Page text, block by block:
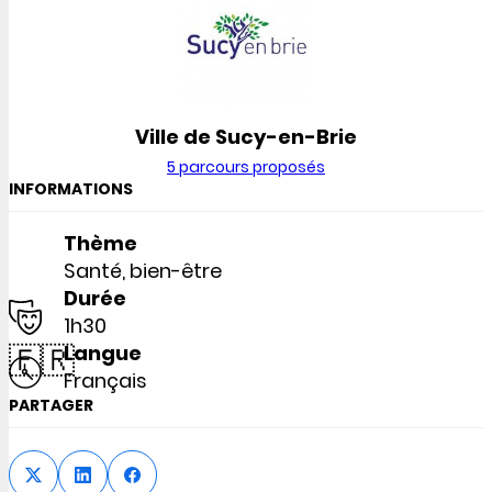
Ville de Sucy-en-Brie
5 parcours proposés
INFORMATIONS
Thème
Santé, bien-être
Durée
1h30
🇫🇷Langue
Français
PARTAGER